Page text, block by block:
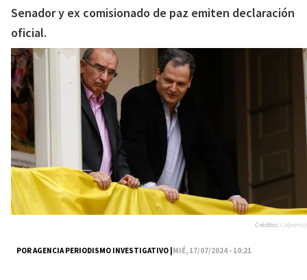
Senador y ex comisionado de paz emiten declaración
oficial.
POR AGENCIA PERIODISMO INVESTIGATIVO |MIÉ, 17/07/2024 - 10:21
Créditos:Colprensa